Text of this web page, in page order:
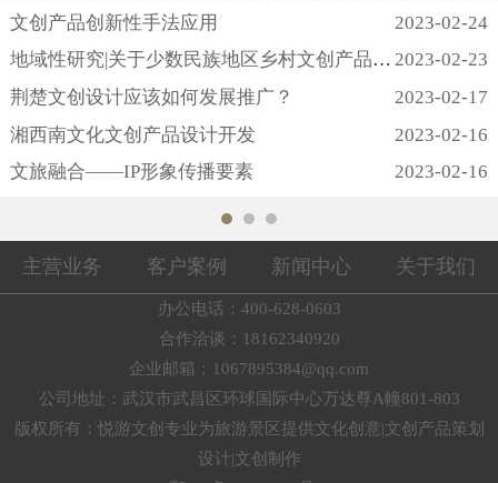
而遥远的，所以为了拉近文创产品设计与消费者
之间的距离，产品设计原则除了考虑实用性原
则、美观性原则，还需要考虑易理解性原则和趣
味性原则;在平面设计四大原则，亲密性原则、对
齐原则、重复原则和对比原则中，应该重点关注
2023-02-24
文创产品创新性手法应用
2023-02-23
地域性研究|关于少数民族地区乡村文创产品设计
2023-02-17
荆楚文创设计应该如何发展推广？
2023-02-16
湘西南文化文创产品设计开发
2023-02-16
文旅融合——IP形象传播要素
主营业务 客户案例 新闻中心 关于我们
办公电话：400-628-0603
合作洽谈：18162340920
企业邮箱：1067895384@qq.com
公司地址：武汉市武昌区环球国际中心万达尊A幢801-803
版权所有：悦游文创专业为旅游景区提供文化创意|文创产品策划
设计|文创制作